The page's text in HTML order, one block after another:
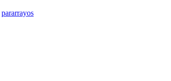
pararrayos